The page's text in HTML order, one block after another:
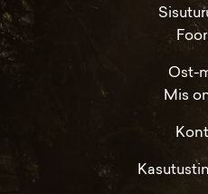
Ost-
Mis